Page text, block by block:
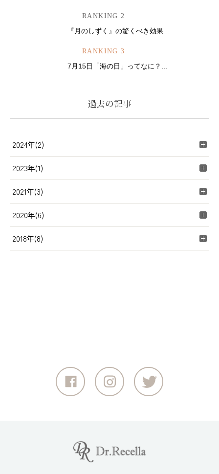
RANKING 2
『月のしずく』の驚くべき効果...
RANKING 3
7月15日「海の日」ってなに？...
過去の記事
2024年(2)
2023年(1)
2021年(3)
2020年(6)
2018年(8)